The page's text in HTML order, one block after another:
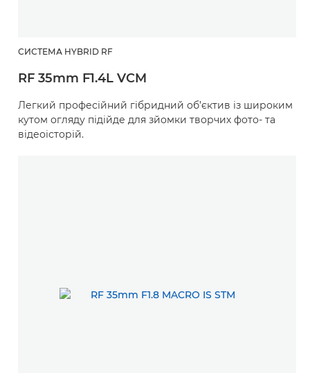
СИСТЕМА HYBRID RF
RF 35mm F1.4L VCM
Легкий професійний гібридний об’єктив із широким
кутом огляду підійде для зйомки творчих фото- та
відеоісторій.